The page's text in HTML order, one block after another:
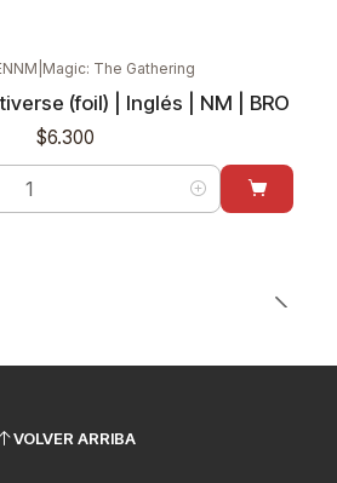
Magic: The Gathering
(foil) | Inglés | NM | BRO
$6.300
VOLVER ARRIBA